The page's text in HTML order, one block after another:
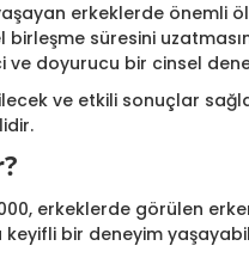
erkeklerde önemli
birleşme süresini
doyurucu bir cinsel
ve etkili sonuçlar
erkeklerde görülen
bir deneyim